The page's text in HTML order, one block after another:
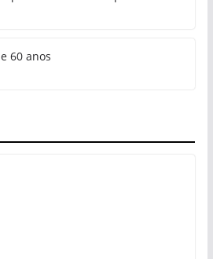
60 anos